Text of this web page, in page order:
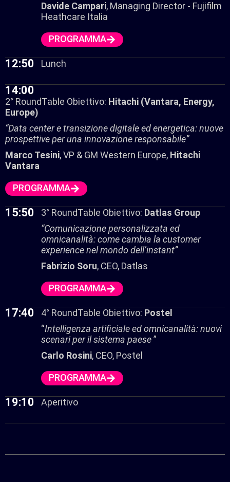
Davide Campari, Managing Director - Fujifilm
Heathcare Italia
PROGRAMMA
12:50 Lunch
14:00
2° RoundTable Obiettivo: Hitachi (Vantara, Energy,
Europe)
“Data center e transizione digitale ed energetica: nuove
prospettive per una innovazione responsabile”
Marco Tesini, VP & GM Western Europe, Hitachi
Vantara
PROGRAMMA
15:50 3° RoundTable Obiettivo: Datlas Group
“Comunicazione personalizzata ed
omnicanalità: come cambia la customer
experience nel mondo dell’instant”
Fabrizio Soru, CEO, Datlas
PROGRAMMA
17:40 4° RoundTable Obiettivo: Postel
“Intelligenza artificiale ed omnicanalità: nuovi
scenari per il sistema paese”
Carlo Rosini, CEO, Postel
PROGRAMMA
19:10 Aperitivo